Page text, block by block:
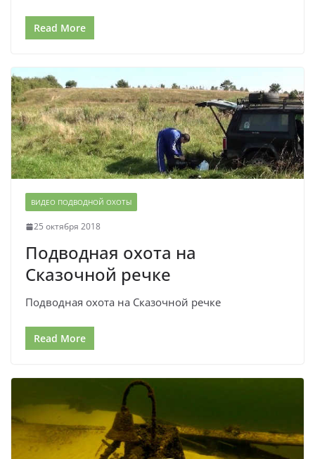
Read More
ВИДЕО ПОДВОДНОЙ ОХОТЫ
25 октября 2018
Подводная охота на
Сказочной речке
Подводная охота на Сказочной речке
Read More